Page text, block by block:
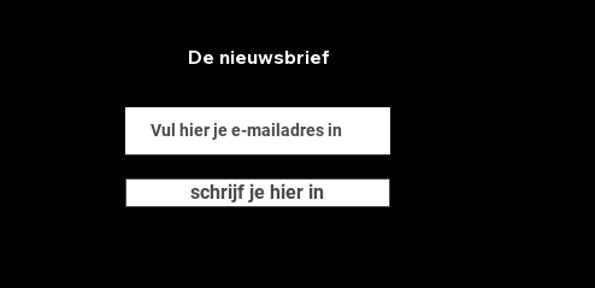
De nieuwsbrief
schrijf je hier in